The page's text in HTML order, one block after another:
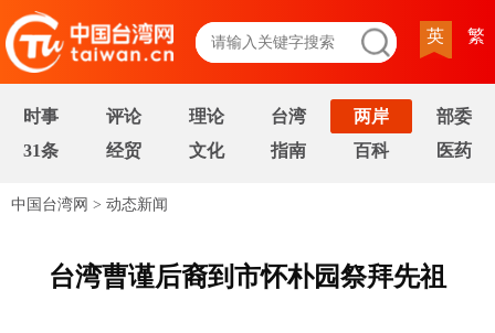
英 繁
时事 评论 理论 台湾 两岸
部委
31条
经贸 文化 指南 百科 医药
中国台湾网 > 动态新闻
台湾曹谨后裔到市怀朴园祭拜先祖